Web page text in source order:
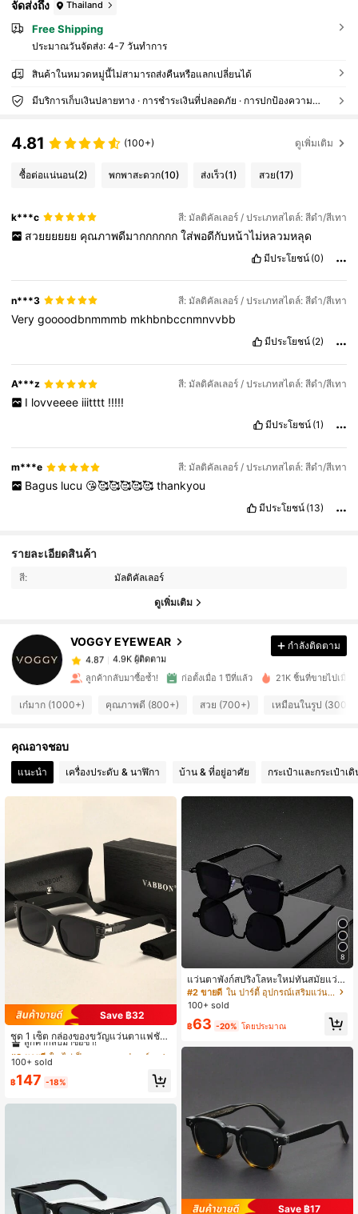
จัดส่งถึง Thailand
Free Shipping
ประมาณวันจัดส่ง: 4-7 วันทำการ
สินค้าในหมวดหมู่นี้ไม่สามารถส่งคืนหรือแลกเปลี่ยนได้
มีบริการเก็บเงินปลายทาง · การชำระเงินที่ปลอดภัย · การปกป้องความเป็นส่วนตัว
4.81 (100+) ดูเพิ่มเติม
ซื้อต่อแน่นอน(2) พกพาสะดวก(10) ส่งเร็ว(1) สวย(17)
k***c สี: มัลติคัลเลอร์ / ประเภทสไตล์: สีดำ/สีเทา
สวยยยยยย คุณภาพดีมากกกกกก ใส่พอดีกับหน้าไม่หลวมหลุด
มีประโยชน์ (0)
n***3 สี: มัลติคัลเลอร์ / ประเภทสไตล์: สีดำ/สีเทา
Verygoooodbnmmmb mkhbnbccnmnvvbb
มีประโยชน์ (2)
A***z สี: มัลติคัลเลอร์ / ประเภทสไตล์: สีดำ/สีเทา
I lovveeee iiitttt !!!!!
มีประโยชน์ (1)
m***e สี: มัลติคัลเลอร์ / ประเภทสไตล์: สีดำ/สีเทา
Bagus lucu 😘🥰🥰🥰🥰🥰 thankyou
มีประโยชน์ (13)
รายละเอียดสินค้า
สี: มัลติคัลเลอร์
ดูเพิ่มเติม
VOGGY EYEWEAR
4.87
4.9K ผู้ติดตาม
4.87 4.9K ผู้ติดตาม
4.9K ผู้ติดตาม
4.87 4.9K ผู้ติดตาม
4.87
4.87 4.9K ผู้ติดตาม
4.87 4.9K ผู้ติดตาม
4.9K ผู้ติดตาม
กำลังติดตาม
ลูกค้ากลับมาซื้อซ้ำ! ก่อตั้งเมื่อ 1 ปีที่แล้ว 21K ชิ้นที่ขายไปเมื่อเ
เก๋มาก (1000+) คุณภาพดี (800+) สวย (700+) เหมือนในรูป (300+)
คุณอาจชอบ
แนะนำ เครื่องประดับ & นาฬิกา บ้าน & ที่อยู่อาศัย กระเป๋าและกระเป๋าเ
Save ฿32
ชุด 1 เซ็ต กล่องของขวัญแว่นตาแฟชั่น
สำหรับผู้ชาย VABBON เหมาะสำหรับใ
ส่ในชีวิตประจำวัน ขับรถ ให้เป็นของขวั
ญ สำหรับการท่องเที่ยวชายหาดในฤดูร้
อน กิจกรรมกลางแจ้ง และการเดินทาง
#8 ขายดี
ลูกค้ากลับมาซื้อซ้ำ!
#8 ขายดี
ลูกค้ากลับมาซื้อซ้ำ!
#8 ขายดี
ลูกค้ากลับมาซื้อซ้ำ!
#8 ขายดี
ใน ไม่เป็นทางการ อุปกรณ์เสริมแว่นตาและแว่นตาผู้ชาย
100+ sold
฿147 -18%
8
แว่นตาพังก์สปริงโลหะใหม่ทันสมัยแว่น
ตากรอบใหญ่เหมาะสำหรับการเดินทาง
กลางแจ้ง
#2 ขายดี
ใน ปาร์ตี้ อุปกรณ์เสริมแว่นตาและแว่นตาผู้ชาย
100+ sold
฿63 -20% โดยประมาณ
Save ฿17